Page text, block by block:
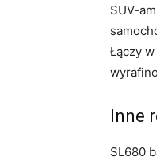
SUV-
Łączy
Inne
SL680